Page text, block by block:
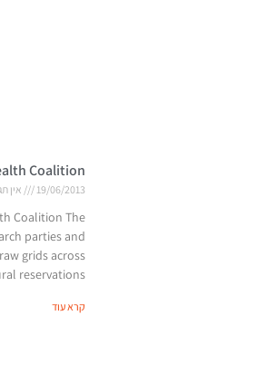
Coalition
19/06/2013 אין
Coalition The
parties and
grids across
reservations
קרא עוד